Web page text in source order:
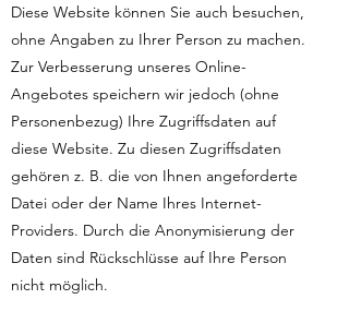
Diese Website können Sie auch besuchen,
ohne Angaben zu Ihrer Person zu machen.
Zur Verbesserung unseres Online-
Angebotes speichern wir jedoch (ohne
Personenbezug) Ihre Zugriffsdaten auf
diese Website. Zu diesen Zugriffsdaten
gehören z. B. die von Ihnen angeforderte
Datei oder der Name Ihres Internet-
Providers. Durch die Anonymisierung der
Daten sind Rückschlüsse auf Ihre Person
nicht möglich.